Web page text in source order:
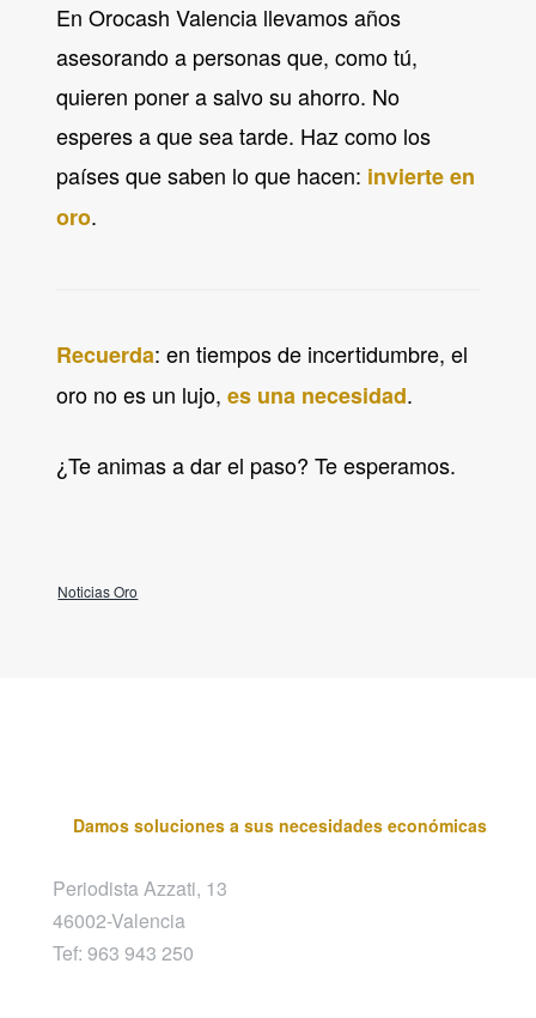
En Orocash Valencia llevamos años
asesorando a personas que, como tú,
quieren poner a salvo su ahorro. No
esperes a que sea tarde. Haz como los
países que saben lo que hacen: invierte en
oro.
Recuerda: en tiempos de incertidumbre, el
oro no es un lujo,es una necesidad.
¿Te animas a dar el paso? Te esperamos.
Noticias Oro
Damos soluciones a sus necesidades económicas
Periodista Azzati, 13
46002-Valencia
Tef: 963 943 250